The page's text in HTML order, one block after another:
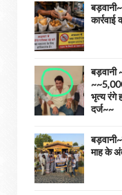
कार्रवाई
बड़वानी
भृत्य रंगे
दर्ज~~
माह के